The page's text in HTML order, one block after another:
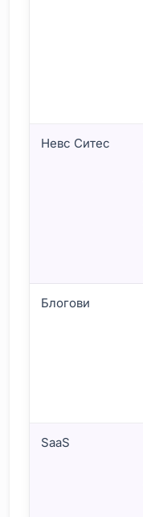
Невс Ситес
Блогови
SaaS